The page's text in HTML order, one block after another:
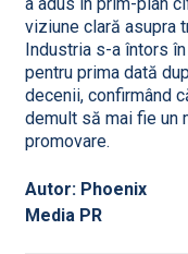
viziune clară asupra
Industria s-a întors
pentru prima dată
decenii, confirmând
demult să mai fie un
promovare.
Autor: Phoenix
Media PR